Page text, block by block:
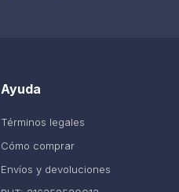
Ayuda
Términos legales
Cómo comprar
Envíos y devoluciones